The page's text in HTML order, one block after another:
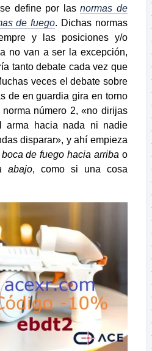
define por lasnormas de
de fuego. Dichas normas
y las posiciones y/o
no van a ser la excepción,
tanto debate cada vez que
veces el debate sobre
de en guardia gira en torno
número 2, «no dirijas
arma hacia nada ni nadie
disparar», y ahí empieza
boca de fuego hacia arriba o
abajo, como si una cosa